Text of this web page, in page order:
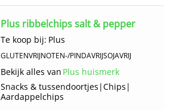
Plus ribbelchips salt & pepper
Te koop bij: Plus
GLUTENVRIJNOTEN-/PINDAVRIJSOJAVRIJ
Bekijk alles van Plus huismerk
Snacks & tussendoortjes |Chips |
Aardappelchips